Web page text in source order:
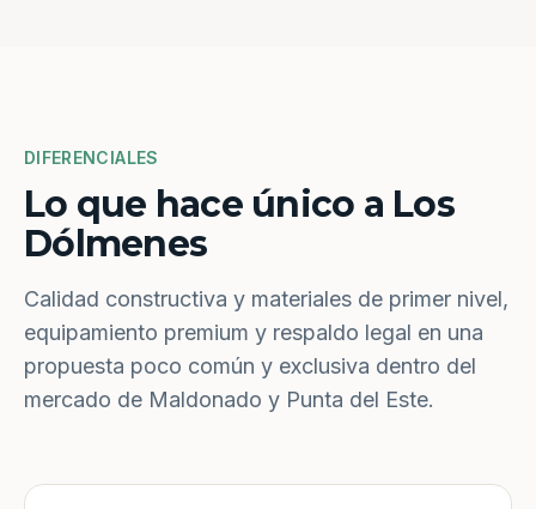
DIFERENCIALES
Lo que hace único a Los
Dólmenes
Calidad constructiva y materiales de primer nivel,
equipamiento premium y respaldo legal en una
propuesta poco común y exclusiva dentro del
mercado de Maldonado y Punta del Este.